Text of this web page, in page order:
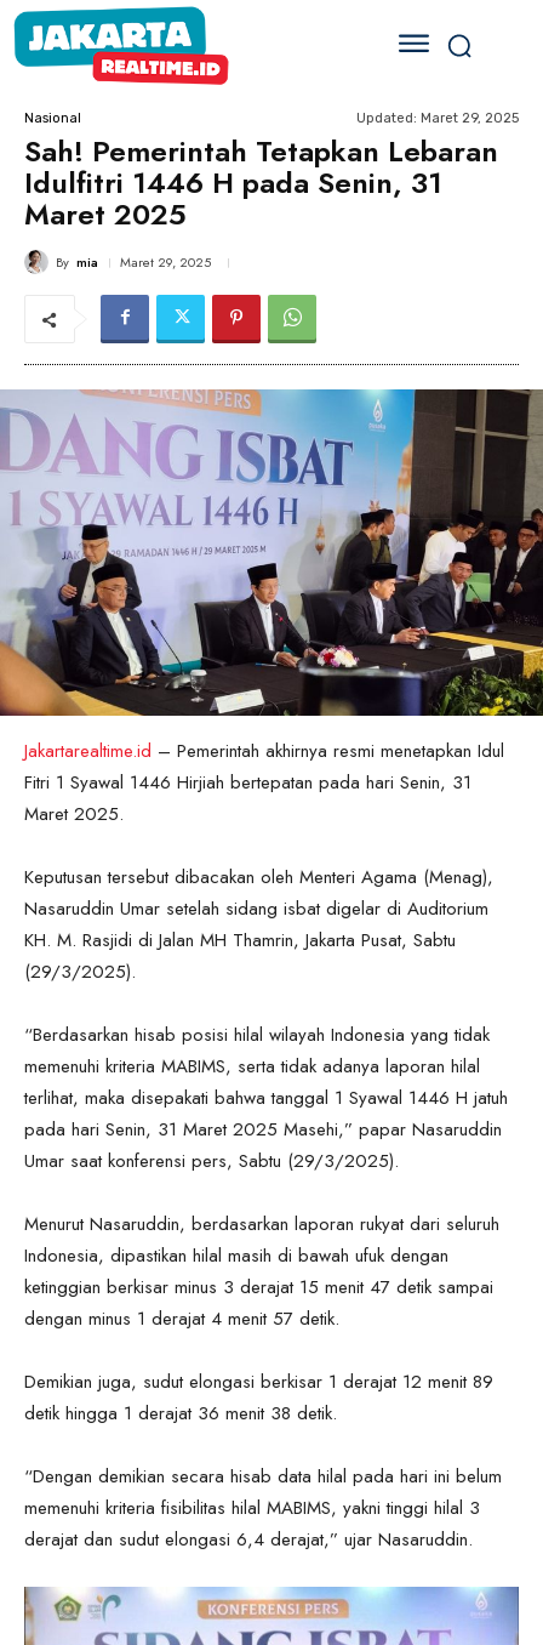
Nasional Updated: Maret 29, 2025
Sah! Pemerintah Tetapkan Lebaran
Idulfitri 1446 H pada Senin, 31
Maret 2025
By mia Maret 29, 2025
Jakartarealtime.id – Pemerintah akhirnya resmi menetapkan Idul
Fitri 1 Syawal 1446 Hirjiah bertepatan pada hari Senin, 31
Maret 2025.
Keputusan tersebut dibacakan oleh Menteri Agama (Menag),
Nasaruddin Umar setelah sidang isbat digelar di Auditorium
KH. M. Rasjidi di Jalan MH Thamrin, Jakarta Pusat, Sabtu
(29/3/2025).
“Berdasarkan hisab posisi hilal wilayah Indonesia yang tidak
memenuhi kriteria MABIMS, serta tidak adanya laporan hilal
terlihat, maka disepakati bahwa tanggal 1 Syawal 1446 H jatuh
pada hari Senin, 31 Maret 2025 Masehi,” papar Nasaruddin
Umar saat konferensi pers, Sabtu (29/3/2025).
Menurut Nasaruddin, berdasarkan laporan rukyat dari seluruh
Indonesia, dipastikan hilal masih di bawah ufuk dengan
ketinggian berkisar minus 3 derajat 15 menit 47 detik sampai
dengan minus 1 derajat 4 menit 57 detik.
Demikian juga, sudut elongasi berkisar 1 derajat 12 menit 89
detik hingga 1 derajat 36 menit 38 detik.
“Dengan demikian secara hisab data hilal pada hari ini belum
memenuhi kriteria fisibilitas hilal MABIMS, yakni tinggi hilal 3
derajat dan sudut elongasi 6,4 derajat,” ujar Nasaruddin.